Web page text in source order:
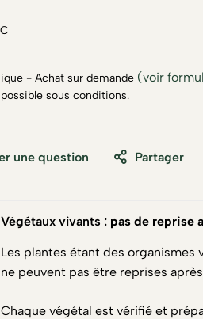
- Achat sur demande (voir
sous conditions.
une question Partager
Végétaux vivants : pas de reprise
Les plantes étant des organismes
ne peuvent pas être reprises
Chaque végétal est vérifié et